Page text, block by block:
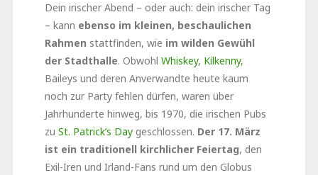
Dein irischer Abend – oder auch: dein irischer Tag
– kann ebenso im kleinen, beschaulichen
Rahmen stattfinden, wie im wilden Gewühl
der Stadthalle. Obwohl Whiskey, Kilkenny,
Baileys und deren Anverwandte heute kaum
noch zur Party fehlen dürfen, waren über
Jahrhunderte hinweg, bis 1970, die irischen Pubs
zu St. Patrick’s Daygeschlossen. Der 17. März
ist ein traditionell kirchlicher Feiertag, den
Exil-Iren und Irland-Fans rund um den Globus